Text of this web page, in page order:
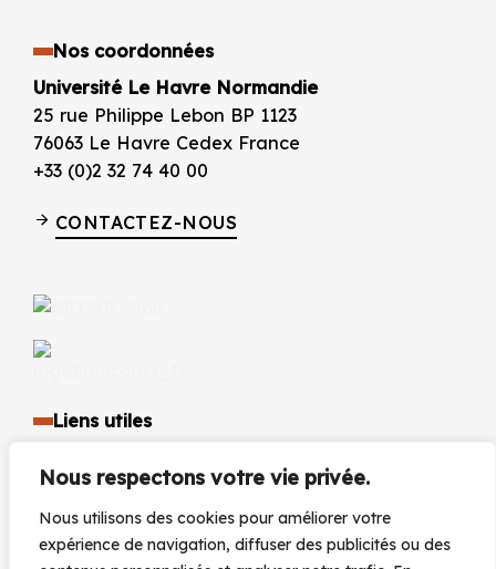
Nous respectons votre vie privée.
Nous utilisons des cookies pour améliorer votre
expérience de navigation, diffuser des publicités ou des
Liens utiles
Espace presse et médias
Documents réglementaires
Marchés Publics
Nos coordonnées
Université Le Havre Normandie
25 rue Philippe Lebon BP 1123
76063 Le Havre Cedex France
+33 (0)2 32 74 40 00
CONTACTEZ-NOUS